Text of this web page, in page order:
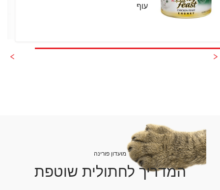
עוף
מועדון פורינה
המדריך לחתולית שוטפת